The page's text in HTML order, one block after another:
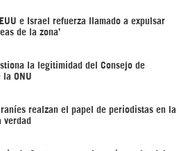
e Israel refuerza llamado a expulsar
de la zona’
la legitimidad del Consejo de
la ONU
realzan el papel de periodistas en la
verdad